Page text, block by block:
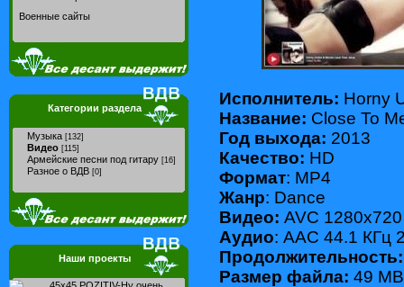
Военные сайты
Категории раздела
Музыка [132]
Видео [115]
Армейские песни под гитару [16]
Разное о ВДВ [0]
Наши проекты
Исполнитель: Horny
Название: Close To
Год выхода: 2013
Качество: HD
Формат: MP4
Жанр: Dance
Видео: AVC
Аудио: AAC 44.1 КГц
Продолжительность:
Размер файла: 49 MB